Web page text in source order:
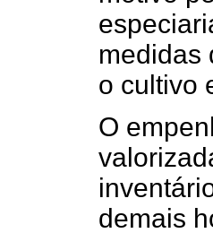
medidas
o cultivo
O
demais